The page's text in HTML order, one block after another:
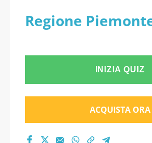
Regione
INIZIA QUIZ
ACQUISTA ORA